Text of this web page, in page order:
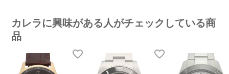
カレラに興味がある人がチェックしている商
品